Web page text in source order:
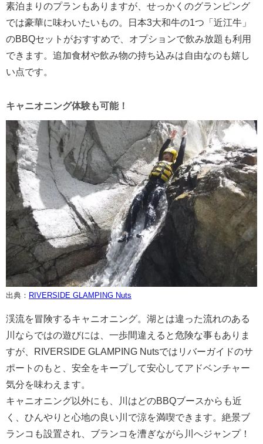
素泊まりのプランもありますが、せっかくのグランピング
では豪華に味わいたいもの。日本3大和牛の1つ「近江牛」
のBBQセットがおすすめで、オプションで飲み放題も利用
できます。追加食材や飲み物の持ち込みは自由なのも嬉し
い点です。
キャニオニング体験も可能！
出典： RIVERSIDE GLAMPING Nuts
渓流を冒険するキャニオニング。湖とは違った流れのある
川ならではの遊びには、一歩間違えると危険な事もありま
すが、RIVERSIDE GLAMPING Nutsではリバーガイドのサ
ポートのもと、安全をキープして安心してアドベンチャー
気分を味わえます。
キャニオニング以外にも、川はどのBBQブースからも近
く、ひんやりと心地の良い川で涼を満喫できます。絶景ブ
ランコも設置され、ブランコを漕ぎながら川へジャンプ！